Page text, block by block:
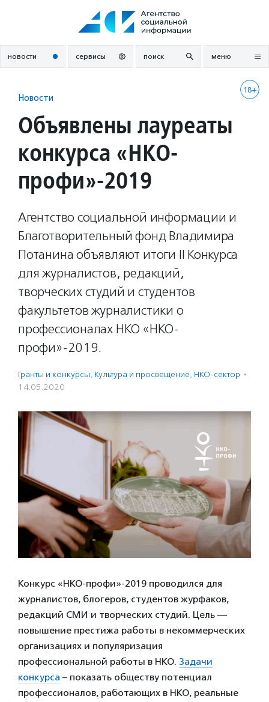
новости сервисы поиск меню
18+
Новости
Объявлены лауреаты
конкурса «НКО-
профи»-2019
Агентство социальной информации и
Благотворительный фонд Владимира
Потанина объявляют итоги II Конкурса
для журналистов, редакций,
творческих студий и студентов
факультетов журналистики о
профессионалах НКО «НКО-
профи»-2019.
Гранты и конкурсы, Культура и просвещение, НКО-сектор ·
14.05.2020
Конкурс «НКО-профи»-2019 проводился для
журналистов, блогеров, студентов журфаков,
редакций СМИ и творческих студий. Цель —
повышение престижа работы в некоммерческих
организациях и популяризация
профессиональной работы в НКО. Задачи
конкурса – показать обществу потенциал
профессионалов, работающих в НКО, реальные